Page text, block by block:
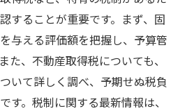
することが重要です。まず、固
与える評価額を把握し、予算管
た、不動産取得税についても、
いて詳しく調べ、予期せぬ税負
す。税制に関する最新情報は、